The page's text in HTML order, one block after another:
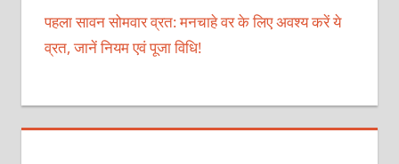
पहला सावन सोमवार व्रत: मनचाहे वर के लिए अवश्य करें ये
व्रत, जानें नियम एवं पूजा विधि!